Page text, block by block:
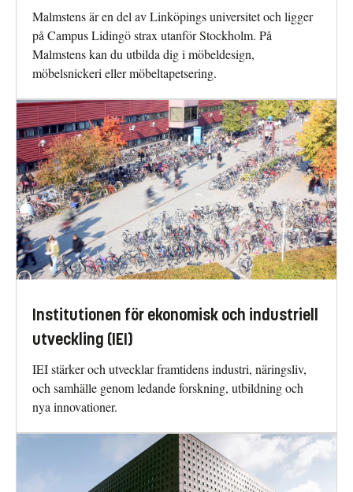
Malmstens är en del av Linköpings universitet och ligger
på Campus Lidingö strax utanför Stockholm. På
Malmstens kan du utbilda dig i möbeldesign,
möbelsnickeri eller möbeltapetsering.
Institutionen för ekonomisk och industriell
utveckling (IEI)
IEI stärker och utvecklar framtidens industri, näringsliv,
och samhälle genom ledande forskning, utbildning och
nya innovationer.